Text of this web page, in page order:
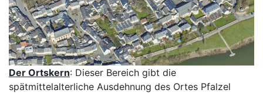
Der Ortskern: Dieser Bereich gibt die
spätmittelalterliche Ausdehnung des Ortes Pfalzel